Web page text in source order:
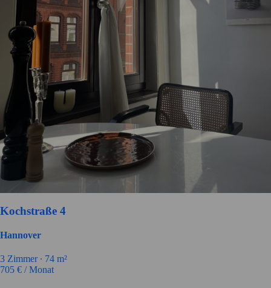
Kochstraße 4
Hannover
3 Zimmer ∙ 74 m²
705 € / Monat